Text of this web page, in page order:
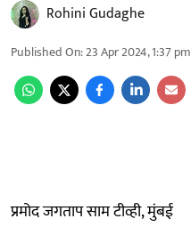
Rohini Gudaghe
Published On:23 Apr 2024, 1:37 pm
प्रमोद जगताप साम टीव्ही, मुंबई